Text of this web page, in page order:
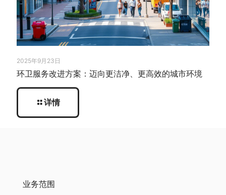
2025年9月23日
环卫服务改进方案：迈向更洁净、更高效的城市环境
详情
业务范围